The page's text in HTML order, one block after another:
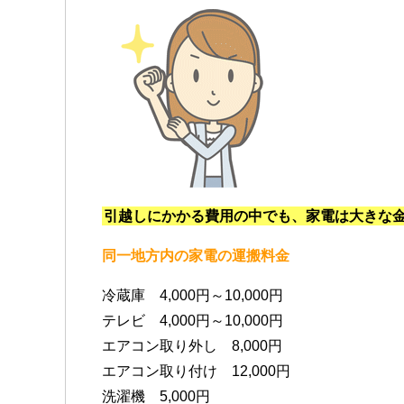
引越しにかかる費用の中でも、家電は大きな
同一地方内の家電の運搬料金
冷蔵庫 4,000円～10,000円
テレビ 4,000円～10,000円
エアコン取り外し 8,000円
エアコン取り付け 12,000円
洗濯機 5,000円